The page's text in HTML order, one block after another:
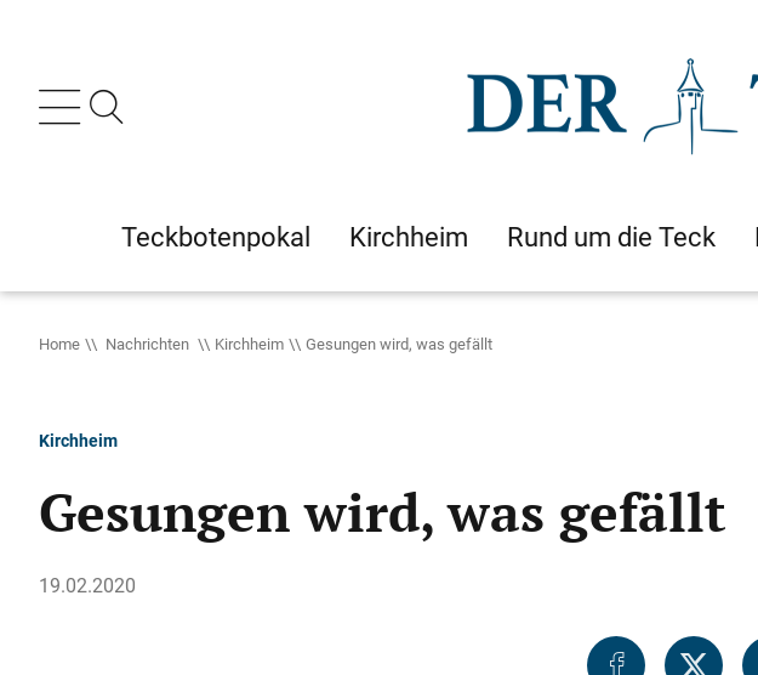
Teckbotenpokal Kirchheim Rund um die Teck
Home Nachrichten Kirchheim Gesungen wird, was gefällt
Kirchheim
Gesungen wird, was gefällt
19.02.2020